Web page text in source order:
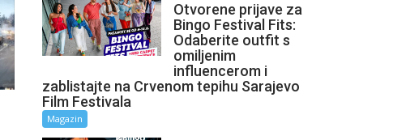
Otvorene prijave za
Bingo Festival Fits:
Odaberite outfit s
omiljenim
influencerom i
zablistajte na Crvenom tepihu Sarajevo
Film Festivala
Magazin